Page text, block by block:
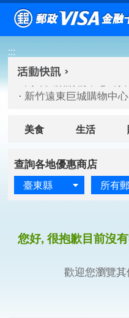
跳到主要內容區塊
:::
高雄大樂購物中心 刷
臺北三創生活 有點東
高雄大樂購物中心 刷
新竹遠東巨城購物中
美食 生活
查詢各地優惠商店
臺東縣 所有
您好, 很抱歉目前沒
歡迎您瀏覽